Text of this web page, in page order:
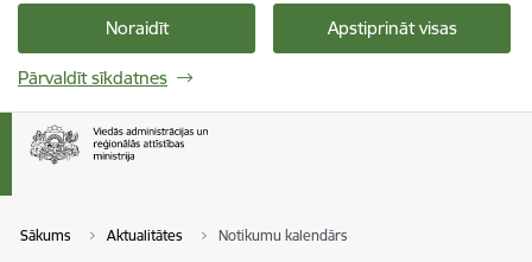
Noraidīt Apstiprināt visas
Pārvaldīt sīkdatnes
Sākums Aktualitātes Notikumu kalendārs